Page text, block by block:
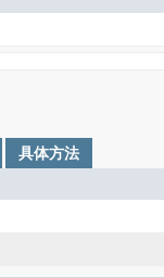
具体方法